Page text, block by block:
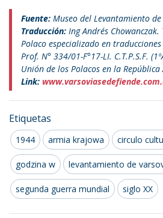
Fuente: Museo del Levantamiento
Traducción: Ing Andrés
Polaco especializado en
Prof. N° 334/01-F°17-LI. C.T.P.S.F.
Unión de los Polacos en la República
Link:
Etiquetas
1944 armia krajowa circulo
godzina w levantamiento de
segunda guerra mundial siglo XX